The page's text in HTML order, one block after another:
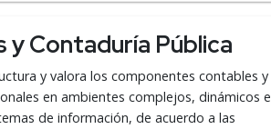
y Contaduría Pública
y valora los componentes contables y
en ambientes complejos, dinámicos e
de información, de acuerdo a las